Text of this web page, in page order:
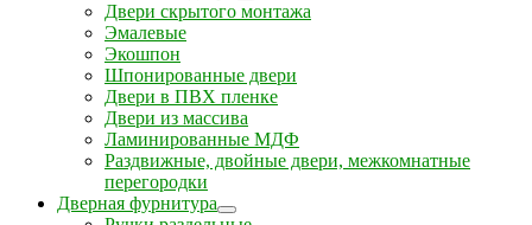
Двери скрытого монтажа
Эмалевые
Экошпон
Шпонированные двери
Двери в ПВХ пленке
Двери из массива
Ламинированные МДФ
Раздвижные, двойные двери, межкомнатные
перегородки
Дверная фурнитура